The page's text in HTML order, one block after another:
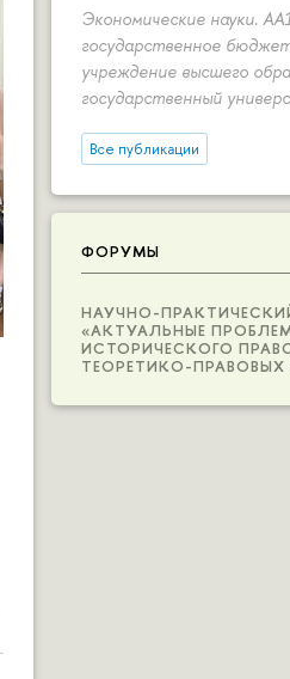
Экономические науки.
государственное
учреждение высшего
государственный
Все публикации
ФОРУМЫ
НАУЧНО-
«АКТУАЛЬНЫЕ
ИСТОРИЧЕСКОГО
ТЕОРЕТИКО-